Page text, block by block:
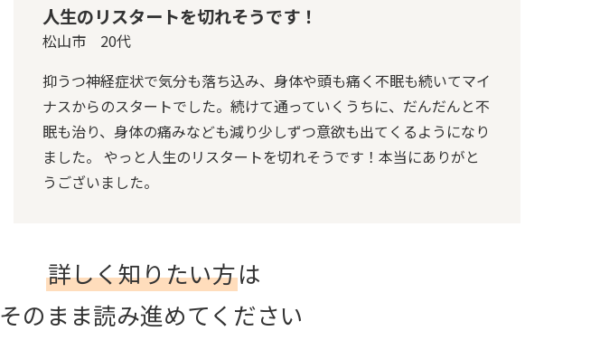
人生のリスタートを切れそうです！
松山市 20代
抑うつ神経症状で気分も落ち込み、身体や頭も痛く不眠も続いてマイ
ナスからのスタートでした。続けて通っていくうちに、だんだんと不
眠も治り、身体の痛みなども減り少しずつ意欲も出てくるようになり
ました。 やっと人生のリスタートを切れそうです！本当にありがと
うございました。
詳しく知りたい方は
そのまま読み進めてください